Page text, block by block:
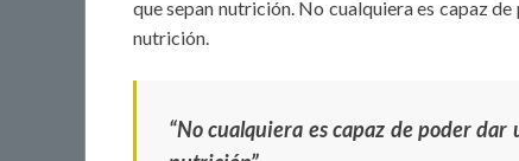
que sepan nutrición. No cualquiera es capaz
nutrición.
“No cualquiera es capaz de poder